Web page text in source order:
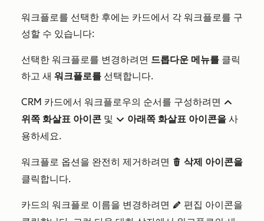
워크플로를 선택한 후에는 카드에서 각 워크플로를 구
성할 수 있습니다:
선택한 워크플로를 변경하려면 드롭다운 메뉴를 클릭
하고 새 워크플로를 선택합니다.
CRM 카드에서 워크플로우의 순서를 구성하려면 up
위쪽 화살표 아이콘 및 downarro 아래쪽 화살표 아이콘을 사
용하세요.
워크플로 옵션을 완전히 제거하려면 delete 삭제 아이콘을
클릭합니다.
카드의 워크플로 이름을 변경하려면 edit 편집 아이콘을